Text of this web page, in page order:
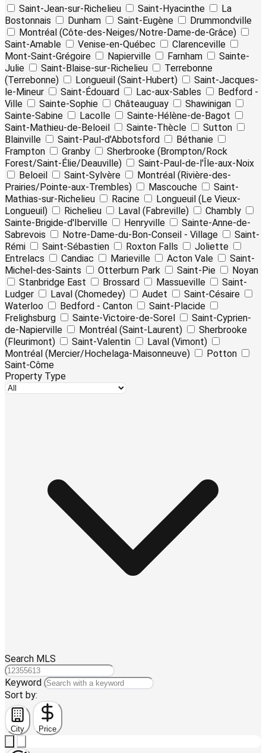
Saint-Jean-sur-Richelieu
Saint-Hyacinthe
La
Bostonnais
Dunham Saint-Eugène
Drummondville
Montréal (Côte-des-Neiges/Notre-Dame-de-Grâce)
Saint-Amable
Venise-en-Québec
Clarenceville
Mont-Saint-Grégoire
Napierville Farnham
Sainte-
Julie
Saint-Blaise-sur-Richelieu
Terrebonne
(Terrebonne)
Longueuil (Saint-Hubert)
Saint-Jacques-
le-Mineur
Saint-Édouard Lac-aux-Sables
Bedford -
Ville
Sainte-Sophie Châteauguay
Shawinigan
Sainte-Sabine
Lacolle
Sainte-Hélène-de-Bagot
Saint-Mathieu-de-Beloeil
Sainte-Thècle
Sutton
Blainville
Saint-Paul-d'Abbotsford
Béthanie
Frampton
Granby
Sherbrooke (Brompton/Rock
Forest/Saint-Élie/Deauville)
Saint-Paul-de-l'Île-aux-Noix
Beloeil
Saint-Sylvère
Montréal (Rivière-des-
Prairies/Pointe-aux-Trembles)
Mascouche
Saint-
Mathias-sur-Richelieu
Racine
Longueuil (Le Vieux-
Longueuil)
Richelieu Laval (Fabreville)
Chambly
Sainte-Brigide-d'Iberville
Henryville
Sainte-Anne-de-
Sabrevois
Notre-Dame-du-Bon-Conseil - Village
Saint-
Rémi
Saint-Sébastien Roxton Falls
Joliette
Entrelacs
Candiac Marieville Acton Vale
Saint-
Michel-des-Saints
Otterburn Park Saint-Pie
Noyan
Stanbridge East
Brossard Massueville
Saint-
Ludger
Laval (Chomedey) Audet
Saint-Césaire
Waterloo
Bedford - Canton
Saint-Placide
Frelighsburg
Sainte-Victoire-de-Sorel
Saint-Cyprien-
de-Napierville
Montréal (Saint-Laurent)
Sherbrooke
(Fleurimont)
Saint-Valentin
Laval (Vimont)
Montréal (Mercier/Hochelaga-Maisonneuve)
Potton
Saint-Côme
Property Type
Search MLS
Keyword
Sort by:
City Price